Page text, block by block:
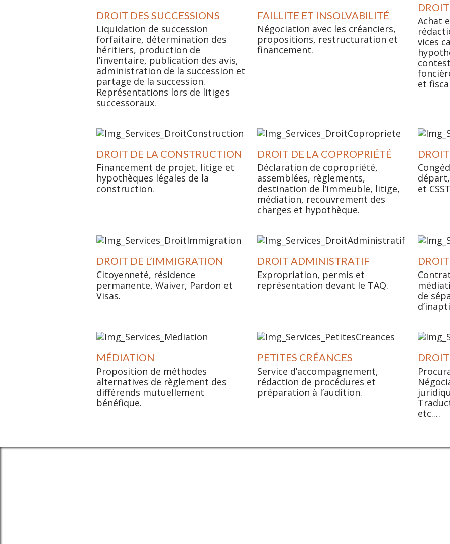
DROIT DES SUCCESSIONS
Liquidation de succession
forfaitaire, détermination des
héritiers, production de
l’inventaire, publication des avis,
administration de la succession et
partage de la succession.
Représentations lors de litiges
successoraux.
FAILLITE ET INSOLVABILITÉ
Négociation avec les créanciers,
propositions, restructuration et
financement.
Achat
vices
et
DROIT DE LA CONSTRUCTION
Financement de projet, litige et
hypothèques légales de la
construction.
DROIT DE LA COPROPRIÉTÉ
Déclaration de copropriété,
assemblées, règlements,
destination de l’immeuble, litige,
médiation, recouvrement des
charges et hypothèque.
et
DROIT DE L’IMMIGRATION
Citoyenneté, résidence
permanente, Waiver, Pardon et
Visas.
DROIT ADMINISTRATIF
Expropriation, permis et
représentation devant le TAQ.
de
MÉDIATION
Proposition de méthodes
alternatives de règlement des
différends mutuellement
bénéfique.
PETITES CRÉANCES
Service d’accompagnement,
rédaction de procédures et
préparation à l’audition.
etc.…